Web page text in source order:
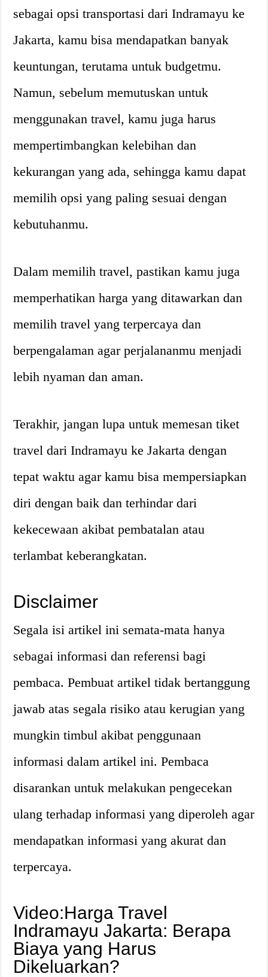
sebagai opsi transportasi dari Indramayu ke
Jakarta, kamu bisa mendapatkan banyak
keuntungan, terutama untuk budgetmu.
Namun, sebelum memutuskan untuk
menggunakan travel, kamu juga harus
mempertimbangkan kelebihan dan
kekurangan yang ada, sehingga kamu dapat
memilih opsi yang paling sesuai dengan
kebutuhanmu.
Dalam memilih travel, pastikan kamu juga
memperhatikan harga yang ditawarkan dan
memilih travel yang terpercaya dan
berpengalaman agar perjalananmu menjadi
lebih nyaman dan aman.
Terakhir, jangan lupa untuk memesan tiket
travel dari Indramayu ke Jakarta dengan
tepat waktu agar kamu bisa mempersiapkan
diri dengan baik dan terhindar dari
kekecewaan akibat pembatalan atau
terlambat keberangkatan.
Disclaimer
Segala isi artikel ini semata-mata hanya
sebagai informasi dan referensi bagi
pembaca. Pembuat artikel tidak bertanggung
jawab atas segala risiko atau kerugian yang
mungkin timbul akibat penggunaan
informasi dalam artikel ini. Pembaca
disarankan untuk melakukan pengecekan
ulang terhadap informasi yang diperoleh agar
mendapatkan informasi yang akurat dan
terpercaya.
Video:Harga Travel
Indramayu Jakarta: Berapa
Biaya yang Harus
Dikeluarkan?